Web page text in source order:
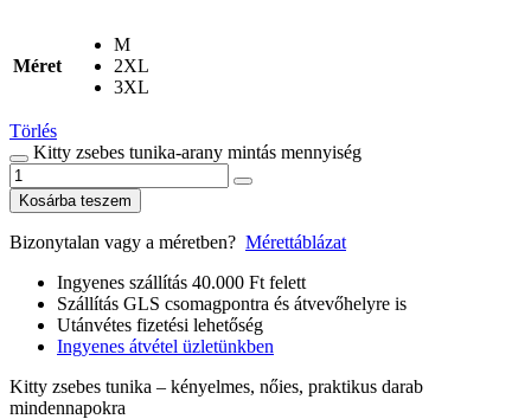
Méret
M
2XL
3XL
Törlés
Kitty zsebes tunika-arany mintás mennyiség
Kosárba teszem
Bizonytalan vagy a méretben? Mérettáblázat
Ingyenes szállítás 40.000 Ft felett
Szállítás GLS csomagpontra és átvevőhelyre is
Utánvétes fizetési lehetőség
Ingyenes átvétel üzletünkben
Kitty zsebes tunika – kényelmes, nőies, praktikus darab
mindennapokra